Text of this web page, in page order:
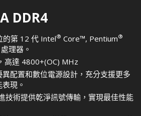
DDR4
的第 12 代 Intel® Core™, Pentium®
處理器。
高達 4800+(OC) MHz
配置和數位電源設計，充分支援更多
現。
技術提供乾淨訊號傳輸，實現最佳性能